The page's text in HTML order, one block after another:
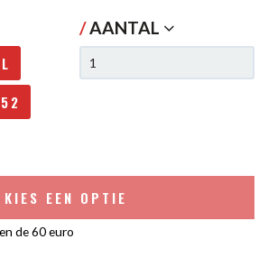
/AANTAL
KIES EEN OPTIE
de 60 euro